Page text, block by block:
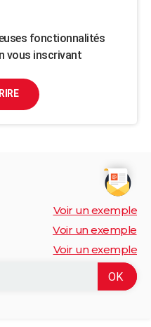
fonctionnalités
vous inscrivant
Voir un exemple
Voir un exemple
Voir un exemple